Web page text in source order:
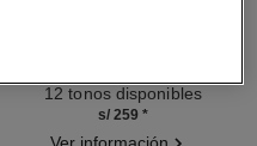
Ref. 185872
12 tonos disponibles
s/ 259 *
Ver información